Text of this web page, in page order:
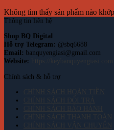
Không tìm thấy sản phẩm nào
Thông tin liên hệ
Shop BQ Digital
Hỗ trợ Telegram: @sbq6688
Email: banquyengiasi@gmail.com
Website: https://keybanquyengiasi.com
Chính sách & hỗ trợ
CHÍNH SÁCH HOÀN TIỀN
CHÍNH SÁCH ĐỔI TRẢ
CHÍNH SÁCH BẢO HÀNH
CHÍNH SÁCH THANH TOÁN
CHÍNH SÁCH VẬN CHUYỂN